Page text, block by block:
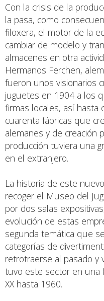
Con la crisis de la
la pasa, como
filoxera, el motor de la
cambiar de modelo y
almacenes en otra
Hermanos Ferchen,
fueron unos visionarios
juguetes en 1904 a los
firmas locales, así hasta
cuarenta fábricas que
alemanes y de creación
producción tuviera una
en el extranjero.
La historia de este
recoger el Museo del
por dos salas
evolución de estas
segunda temática que
categorías de
retrotraerse al pasado y
tuvo este sector en una
XX hasta 1960.